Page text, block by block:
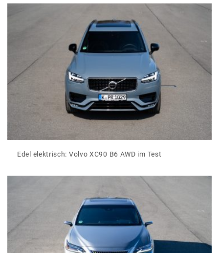
Edel elektrisch: Volvo XC90 B6 AWD im Test